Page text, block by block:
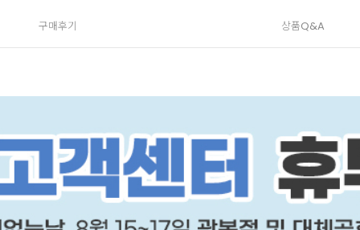
구매후기 상품Q&A